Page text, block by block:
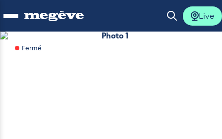
Ouvrir le menu Ouvrir la
Live
Photo 1
Fermé